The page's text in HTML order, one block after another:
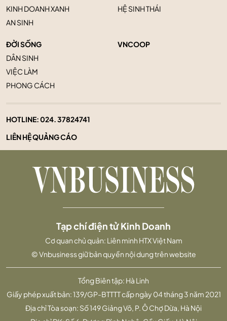
KINH DOANH XANH
AN SINH
HỆ SINH THÁI
ĐỜI SỐNG
DÂN SINH
VIỆC LÀM
PHONG CÁCH
VNCOOP
HOTLINE:024. 37824741
LIÊN HỆ QUẢNG CÁO
Tổng Biên tập: Hà Linh
Giấy phép xuất bản: 139/GP-BTTTT cấp ngày 04 tháng 3 năm 2021
Địa chỉ Tòa soạn: Số 149 Giảng Võ, P. Ô Chợ Dừa, Hà Nội
Tạp chí điện tử Kinh Doanh
Cơ quan chủ quản: Liên minh HTX Việt Nam
© Vnbusiness giữ bản quyền nội dung trên website